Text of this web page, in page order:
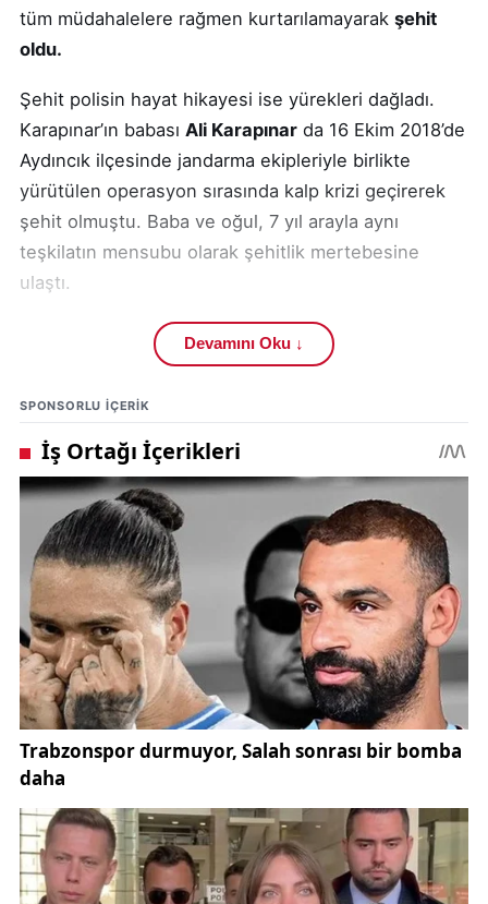
tüm müdahalelere rağmen kurtarılamayarak şehit
oldu.
Şehit polisin hayat hikayesi ise yürekleri dağladı.
Karapınar’ın babası Ali Karapınar da 16 Ekim 2018’de
Aydıncık ilçesinde jandarma ekipleriyle birlikte
yürütülen operasyon sırasında kalp krizi geçirerek
şehit olmuştu. Baba ve oğul, 7 yıl arayla aynı
teşkilatın mensubu olarak şehitlik mertebesine
ulaştı.
Şehit polis Mustafa Karapınar’ın,
Kahramanmaraş Şeyhadil Şehitliği’nde
babasının kabrinin yanında
İçişleri Bakanı Ali Yerlikaya, sosyal medya
hesabından bir mesaj yayımlayarak başsağlığı diledi:
“Milletimizin başı sağ olsun. Kahraman polisimiz
Mustafa Karapınar, görev esnasında şehit
düşmüştür. Şehidimize Allah’tan rahmet; ailesine,
kahraman Emniyet Teşkilatımıza ve aziz milletimize
başsağlığı diliyorum. Makamı âli olsun.”
Kaynak:HaberTürk
Devamını Oku ↓
SPONSORLU IÇERIK